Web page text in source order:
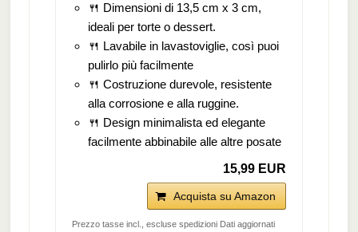
🍴 Dimensioni di 13,5 cm x 3 cm,
ideali per torte o dessert.
🍴 Lavabile in lavastoviglie, così puoi
pulirlo più facilmente
🍴 Costruzione durevole, resistente
alla corrosione e alla ruggine.
🍴 Design minimalista ed elegante
facilmente abbinabile alle altre posate
15,99 EUR
Acquista su Amazon
Prezzo tasse incl., escluse spedizioni Dati aggiornati